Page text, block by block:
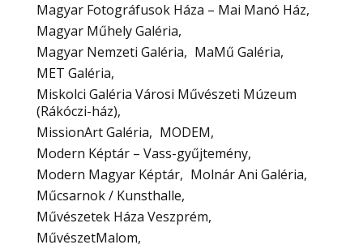
Magyar Fotográfusok Háza – Mai Manó Ház
Magyar Műhely Galéria
Magyar Nemzeti Galéria
MaMű Galéria
MET Galéria
Miskolci Galéria Városi Művészeti Múzeum
(Rákóczi-ház)
MissionArt Galéria
MODEM
Modern Képtár – Vass-gyűjtemény
Modern Magyar Képtár
Molnár Ani Galéria
Műcsarnok / Kunsthalle
Művészetek Háza Veszprém
MűvészetMalom